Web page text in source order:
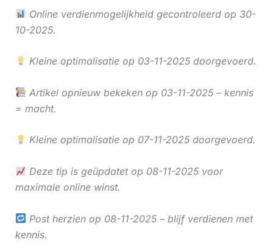
Online verdienmogelijkheid gecontroleerd op 30-
10-2025.
Kleine optimalisatie op 03-11-2025 doorgevoerd.
Artikel opnieuw bekeken op 03-11-2025 – kennis
= macht.
Kleine optimalisatie op 07-11-2025 doorgevoerd.
Deze tip is geüpdatet op 08-11-2025 voor
maximale online winst.
Post herzien op 08-11-2025 – blijf verdienen met
kennis.